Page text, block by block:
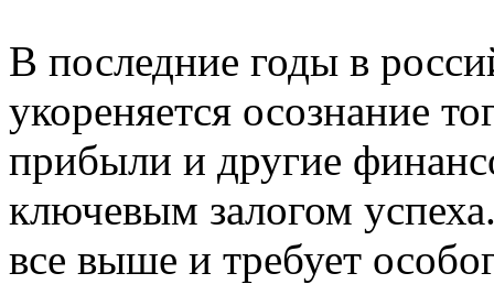
В последние годы в
укореняется осознание
прибыли и другие
ключевым залогом
все выше и требует